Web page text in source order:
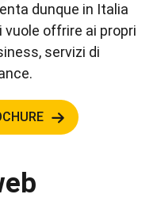
dunque in Italia
offrire ai propri
servizi di